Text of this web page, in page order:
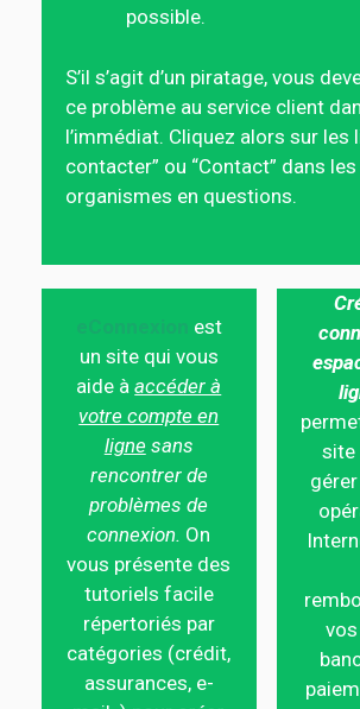
possible.
S’il s’agit d’un piratage, vous
ce problème au service client
l’immédiat. Cliquez alors sur les
contacter” ou “Contact” dans
organismes en questions.
est
un site qui vous
aide àaccéder à
votre compte en
ligne sans
rencontrer de
problèmes de
connexion. On
vous présente des
tutoriels facile
répertoriés par
catégories (crédit,
assurances, e-
site